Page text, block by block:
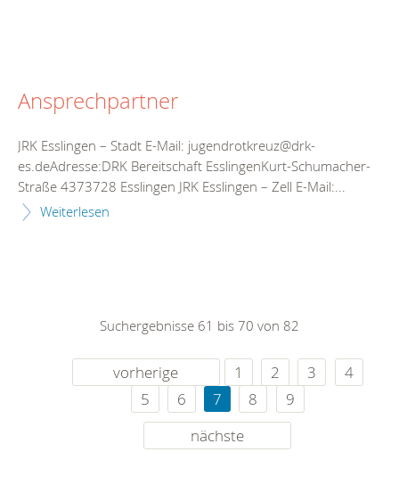
Ansprechpartner
JRK Esslingen – Stadt E-Mail: jugendrotkreuz@drk-
es.deAdresse:DRK Bereitschaft EsslingenKurt-Schumacher-
Straße 4373728 Esslingen JRK Esslingen – Zell E-Mail:...
Weiterlesen
Suchergebnisse 61 bis 70 von 82
vorherige 1 2 3
4
5
6 7 8
9
nächste